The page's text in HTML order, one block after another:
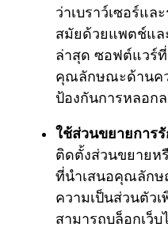
ว่าเบราว์เซอร์แ
สมัยด้วยแพตช์แล
ล่าสุด ซอฟต์แวร์
คุณลักษณะด้านค
ป้องกันการหลอกล
ใช้ส่วนขยายการ
ติดตั้งส่วนขยายห
ที่นำเสนอคุณลัก
ความเป็นส่วนตัว
สามารถบล็อกเว็